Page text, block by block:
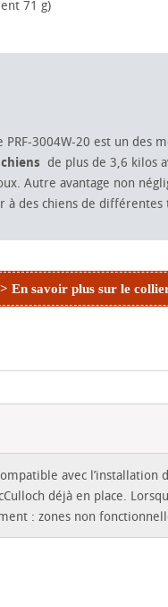
71 g)
3004W-20 est un des
de plus de 3,6 kilos
Autre avantage non
à des chiens de
En savoir plus sur le
avec l’installation
déjà en place.
: zones non